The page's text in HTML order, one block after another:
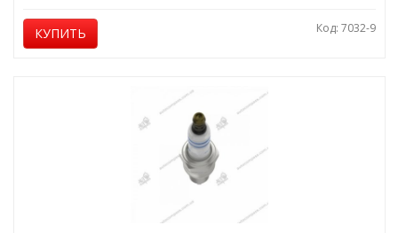
КУПИТЬ Код: 7032-9